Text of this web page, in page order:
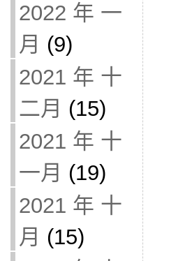
2022 年 一
月 (9)
2021 年 十
二月 (15)
2021 年 十
一月 (19)
2021 年 十
月 (15)